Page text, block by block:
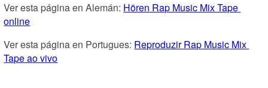
Ver esta página en Alemán: Hören Rap Music Mix Tape
online
Ver esta página en Portugues: Reproduzir Rap Music Mix
Tape ao vivo